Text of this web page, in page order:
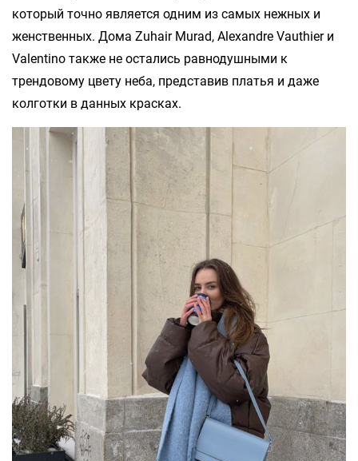
который точно является одним из самых нежных и
женственных. Дома Zuhair Murad, Alexandre Vauthier и
Valentino также не остались равнодушными к
трендовому цвету неба, представив платья и даже
колготки в данных красках.